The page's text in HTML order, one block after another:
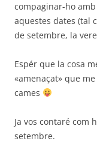
compaginar-ho
aquestes dates (tal
de setembre, la
Espér que la cosa
«amenaçat» que
cames
Ja vos contaré com
setembre.